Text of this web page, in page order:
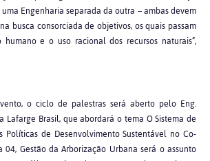
Engenharia separada da outra – ambas devem
busca consorciada de objetivos, os quais passam
e o uso racional dos recursos naturais”,
o ciclo de palestras será aberto pelo Eng.
Lafarge Brasil, que abordará o tema O Sistema de
Políticas de Desenvolvimento Sustentável no Co-
04, Gestão da Arborização Urbana será o assunto